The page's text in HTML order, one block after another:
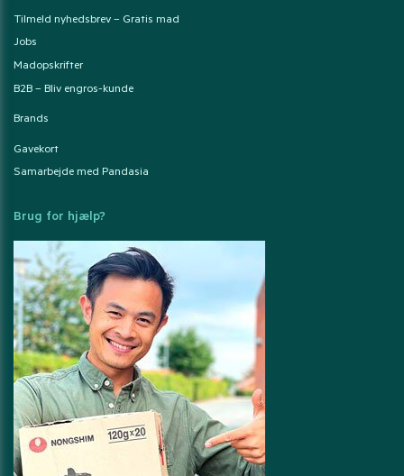
Tilmeld nyhedsbrev – Gratis mad
Jobs
Madopskrifter
B2B – Bliv engros-kunde
Brands
Gavekort
Samarbejde med Pandasia
Brug for hjælp?